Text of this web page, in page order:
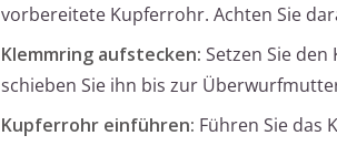
vorbereitete Kupferrohr. Achten Sie
Klemmring aufstecken: Setzen Sie
schieben Sie ihn bis zur
Kupferrohr einführen: Führen Sie das